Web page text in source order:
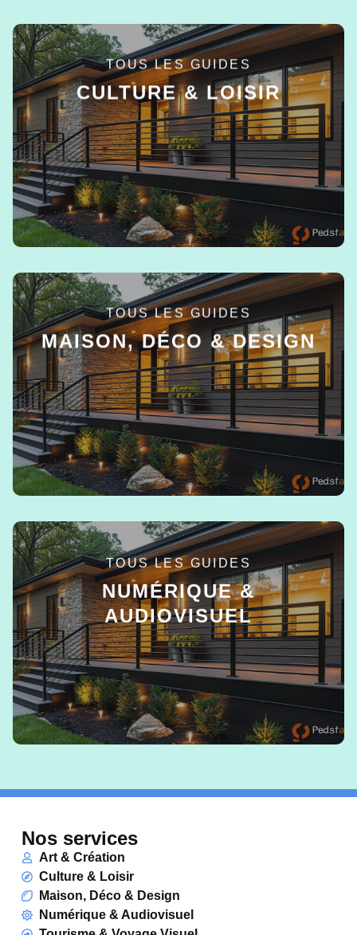
TOUS LES GUIDES
CULTURE & LOISIR
EN SAVOIR +
TOUS LES GUIDES
MAISON, DÉCO & DESIGN
EN SAVOIR +
TOUS LES GUIDES
NUMÉRIQUE &
AUDIOVISUEL
EN SAVOIR +
Nos services
Art & Création
Culture & Loisir
Maison, Déco & Design
Numérique & Audiovisuel